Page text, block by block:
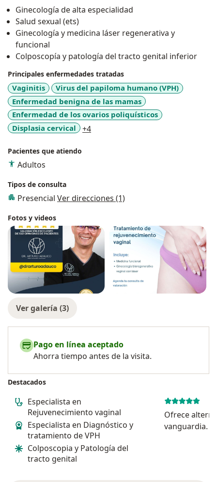
verrugas y lesiones precancerosas del cuello uterino,
vagina, vulva, pene y ano. Te orientaré para que
recibas un manejo y tratamiento personalizado.
También puedo ayudarte a elegir la mejor opción en
anticoncepción femenina desde hormonales orales,
parches, implante subdérmico y DIU.
Ginecología de alta especialidad
Salud sexual (ets)
Ginecología y medicina láser regenerativa y
funcional
Colposcopía y patología del tracto genital inferior
Principales enfermedades tratadas
Vaginitis
Virus del papiloma humano (VPH)
Enfermedad benigna de las mamas
Enfermedad de los ovarios poliquísticos
Displasia cervical
+4a11y_sr_more_diseases
Pacientes que atiendo
Adultos
Tipos de consulta
Presencial Ver direcciones (1)
Fotos y videos
Ver galería (3)
Pago en línea aceptado
Ahorra tiempo antes de la visita.
Destacados
Especialista en
Rejuvenecimiento vaginal
Especialista en Diagnóstico y
tratamiento de VPH
Colposcopia y Patología del
tracto genital
Ofrece
vanguardia.